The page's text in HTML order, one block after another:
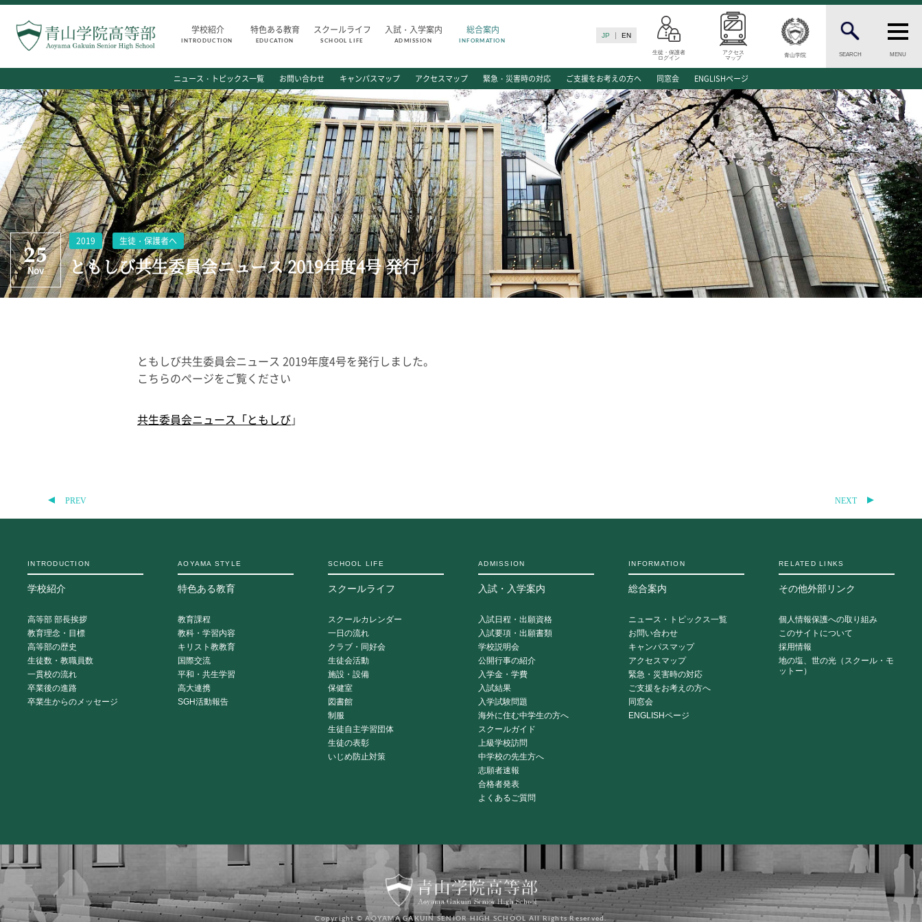
学校紹介
INTRODUCTION
特色ある教育
EDUCATION
スクールライフ
SCHOOL LIFE
入試・入学案内
ADMISSION
総合案内
INFORMATION
JP EN
生徒・保護者
ログイン
アクセス
マップ
青山学院 SEARCH MENU
学校紹介
高等部 部長挨拶
教育理念・目標
高等部の歴史
生徒数・教職員数
一貫校の流れ
卒業後の進路
卒業生からのメッセージ
AOYAMA STYLE
特色ある教育
教育課程
教科・学習内容
キリスト教教育
国際交流
平和・共生学習
高大連携
SGH活動報告
SCHOOL LIFE
スクールライフ
スクールカレンダー
一日の流れ
クラブ・同好会
生徒会活動
施設・設備
保健室
図書館
制服
生徒自主学習団体
生徒の表彰
いじめ防止対策
ADMISSION
入試・入学案内
入試日程・出願資格
入試要項・出願書類
学校説明会
公開行事の紹介
入学金・学費
入試結果
入学試験問題
海外に住む中学生の方へ
スクールガイド
上級学校訪問
中学校の先生方へ
INFORMATION
総合案内
ニュース・トピックス一覧
お問い合わせ
キャンパスマップ
アクセスマップ
緊急・災害時の対応
ご支援をお考えの方へ
同窓会
ENGLISHページ
個人情報保護への取り組み
このサイトについて
採用情報
ニュース・トピックス一覧 お問い合わせ キャンパスマップ アクセスマップ 緊急・災害時の対応 ご支援をお考えの方へ 同窓会 ENGLISHページ
25
Nov
2019 生徒・保護者へ
ともしび共生委員会ニュース 2019年度4号 発行
ともしび共生委員会ニュース 2019年度4号を発行しました。
こちらのページをご覧ください
共生委員会ニュース「ともしび」
PREV NEXT
INTRODUCTION
学校紹介
高等部 部長挨拶
教育理念・目標
高等部の歴史
生徒数・教職員数
一貫校の流れ
卒業後の進路
卒業生からのメッセージ
AOYAMA STYLE
特色ある教育
教育課程
教科・学習内容
キリスト教教育
国際交流
平和・共生学習
高大連携
SGH活動報告
SCHOOL LIFE
スクールライフ
スクールカレンダー
一日の流れ
クラブ・同好会
生徒会活動
施設・設備
保健室
図書館
制服
生徒自主学習団体
生徒の表彰
いじめ防止対策
ADMISSION
入試・入学案内
入試日程・出願資格
入試要項・出願書類
学校説明会
公開行事の紹介
入学金・学費
入試結果
入学試験問題
海外に住む中学生の方へ
スクールガイド
上級学校訪問
中学校の先生方へ
志願者速報
合格者発表
よくあるご質問
INFORMATION
総合案内
ニュース・トピックス一覧
お問い合わせ
キャンパスマップ
アクセスマップ
緊急・災害時の対応
ご支援をお考えの方へ
同窓会
ENGLISHページ
RELATED LINKS
その他外部リンク
個人情報保護への取り組み
このサイトについて
採用情報
地の塩、世の光（スクール・モ
ットー）
Copyright © AOYAMA GAKUIN SENIOR HIGH SCHOOL All Rights Reserved.